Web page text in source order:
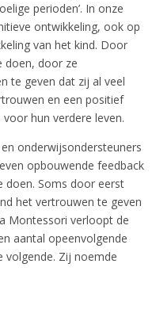
perioden’. In onze
ontwikkeling, ook op
van het kind. Door
doen, door ze
te geven dat zij al veel
en een positief
hun verdere leven.
onderwijsondersteuners
opbouwende feedback
doen. Soms door eerst
het vertrouwen te geven
Montessori verloopt de
aantal opeenvolgende
volgende. Zij noemde